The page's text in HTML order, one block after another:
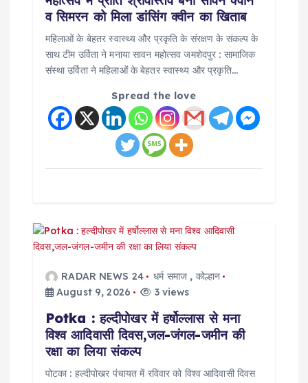
व सिमरन को मिला डांसिंग क्वीन का खिताब
महिलाओं के बेहतर स्वास्थ्य और प्रकृति के संरक्षण के संकल्प के
साथ टीम उर्विता ने मनाया सावन महोत्सव जमशेदपुर : सामाजिक
संस्था उर्विता ने महिलाओं के बेहतर स्वास्थ्य और प्रकृति…
Spread the love
RADAR NEWS 24 धर्म समाज , कोल्हान
August 9, 2026
3 views
Potka : हल्दीपोखर में हर्षोल्लास से मना
विश्व आदिवासी दिवस,जल-जंगल-जमीन की
रक्षा का लिया संकल्प
पोटका : हल्दीपोखर पंचायत में रविवार को विश्व आदिवासी दिवस